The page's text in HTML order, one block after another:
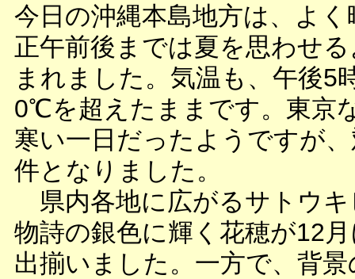
今日の沖縄本島地方は、よ
正午前後までは夏を思わせ
まれました。気温も、午後5
0℃を超えたままです。東京
寒い一日だったようですが
件となりました。
県内各地に広がるサトウキ
物詩の銀色に輝く花穂が12
出揃いました。一方で、背